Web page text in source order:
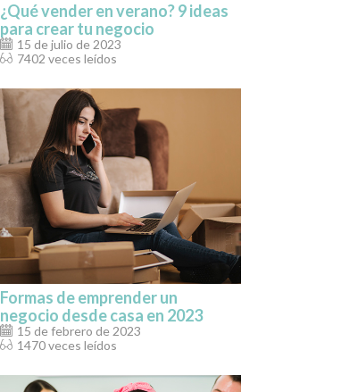
¿Qué vender en verano? 9 ideas
para crear tu negocio
15 de julio de 2023
7402 veces leídos
Formas de emprender un
negocio desde casa en 2023
15 de febrero de 2023
1470 veces leídos